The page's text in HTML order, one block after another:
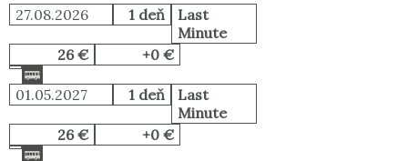
27.08.2026
1 deň
Last
Minute
26 €
+0 €
01.05.2027 1 deň
Last
Minute
26 €
+0 €